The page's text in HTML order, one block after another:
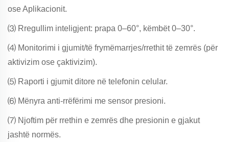
ose Aplikacionit.
⑶ Rregullim inteligjent: prapa 0–60°, këmbët 0–30°.
⑷ Monitorimi i gjumit/të frymëmarrjes/rrethit të zemrës (për
aktivizim ose çaktivizim).
⑸ Raporti i gjumit ditore në telefonin celular.
⑹ Mënyra anti-rrëfërimi me sensor presioni.
⑺ Njoftim për rrethin e zemrës dhe presionin e gjakut
jashtë normës.